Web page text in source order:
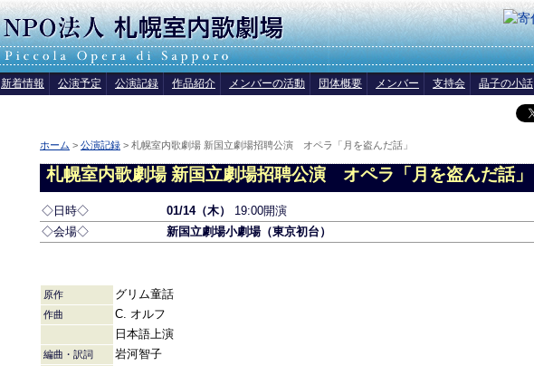
新着情報 公演予定 公演記録 作品紹介 メンバーの活動 団体概要 メンバー 支持会 晶子の小話
ホーム > 公演記録 > 札幌室内歌劇場 新国立劇場招聘公演 オペラ「月を盗んだ話」
札幌室内歌劇場 新国立劇場招聘公演 オペラ「月を盗んだ話」
◇日時◇ 01/14（木） 19:00開演
◇会場◇
新国立劇場小劇場（東京初台）
原作 グリム童話
作曲
C. オルフ
日本語上演
編曲・訳詞 岩河智子